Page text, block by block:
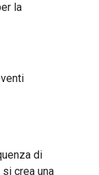
la
di
crea una